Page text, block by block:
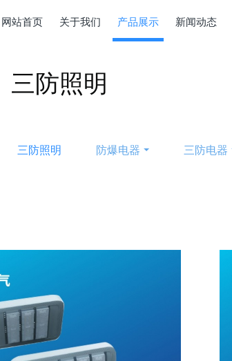
网站首页 关于我们 产品展示 新闻动态
三防照明
三防照明 防爆电器 三防电器